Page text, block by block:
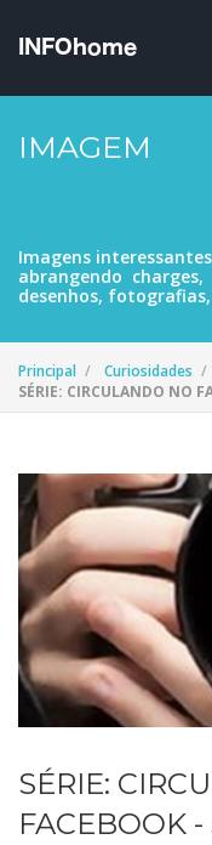
IMAGEM
Imagens
abrangendo
desenhos,
Principal Curiosidades
SÉRIE: CIRCULANDO NO
SÉRIE:
FACEBOOK